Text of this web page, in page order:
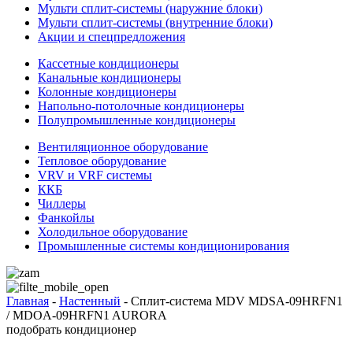
Мульти сплит-системы (наружние блоки)
Мульти сплит-системы (внутренние блоки)
Акции и спецпредложения
Кассетные кондиционеры
Канальные кондиционеры
Колонные кондиционеры
Напольно-потолочные кондиционеры
Полупромышленные кондиционеры
Вентиляционное оборудование
Тепловое оборудование
VRV и VRF системы
ККБ
Чиллеры
Фанкойлы
Холодильное оборудование
Промышленные системы кондиционирования
Главная - Настенный - Сплит-система MDV MDSA-09HRFN1
/ MDOA-09HRFN1 AURORA
подобрать кондиционер